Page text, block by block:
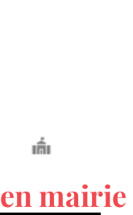
en mairie